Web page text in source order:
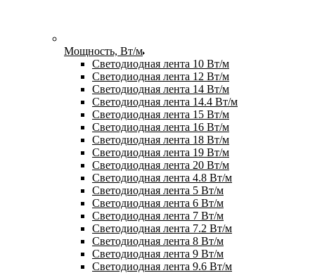
Мощность, Вт/м
Светодиодная лента 10 Вт/м
Светодиодная лента 12 Вт/м
Светодиодная лента 14 Вт/м
Светодиодная лента 14.4 Вт/м
Светодиодная лента 15 Вт/м
Светодиодная лента 16 Вт/м
Светодиодная лента 18 Вт/м
Светодиодная лента 19 Вт/м
Светодиодная лента 20 Вт/м
Светодиодная лента 4.8 Вт/м
Светодиодная лента 5 Вт/м
Светодиодная лента 6 Вт/м
Светодиодная лента 7 Вт/м
Светодиодная лента 7.2 Вт/м
Светодиодная лента 8 Вт/м
Светодиодная лента 9 Вт/м
Светодиодная лента 9.6 Вт/м